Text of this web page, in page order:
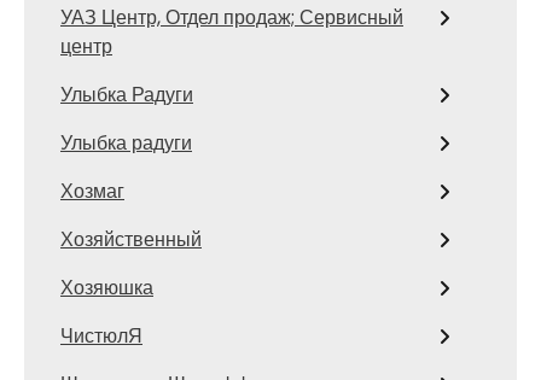
УАЗ Центр, Отдел продаж; Сервисный
центр
Улыбка Радуги
Улыбка радуги
Хозмаг
Хозяйственный
Хозяюшка
ЧистюлЯ